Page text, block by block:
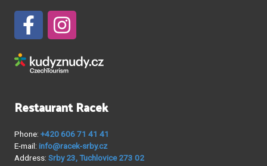
Restaurant Racek
Phone: +420 606 71 41 41
E-mail: info@racek-srby.cz
Address: Srby 23, Tuchlovice 273 02